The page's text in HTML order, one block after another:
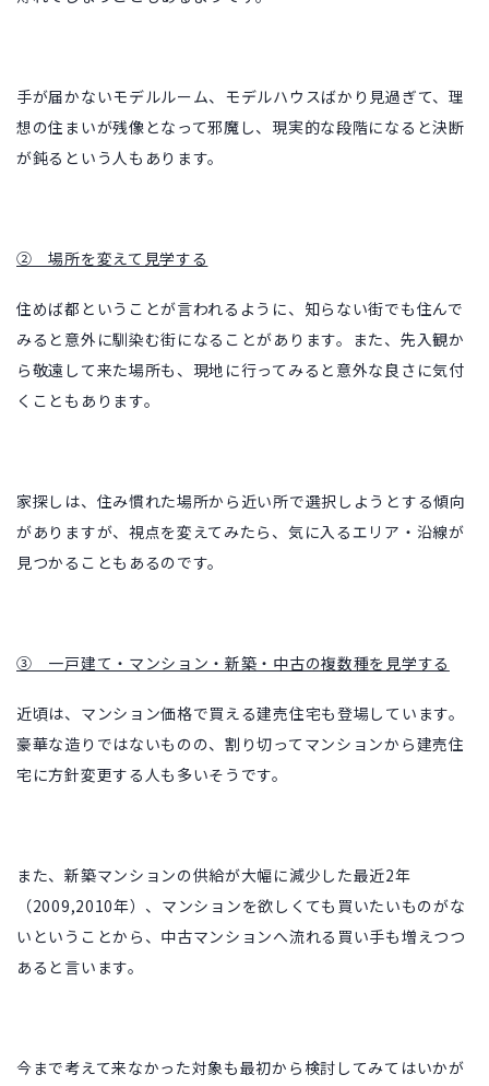
手が届かないモデルルーム、モデルハウスばかり見過ぎて、理
想の住まいが残像となって邪魔し、現実的な段階になると決断
が鈍るという人もあります。
② 場所を変えて見学する
住めば都ということが言われるように、知らない街でも住んで
みると意外に馴染む街になることがあります。また、先入観か
ら敬遠して来た場所も、現地に行ってみると意外な良さに気付
くこともあります。
家探しは、住み慣れた場所から近い所で選択しようとする傾向
がありますが、視点を変えてみたら、気に入るエリア・沿線が
見つかることもあるのです。
③ 一戸建て・マンション・新築・中古の複数種を見学する
近頃は、マンション価格で買える建売住宅も登場しています。
豪華な造りではないものの、割り切ってマンションから建売住
宅に方針変更する人も多いそうです。
また、新築マンションの供給が大幅に減少した最近2年
（2009,2010年）、マンションを欲しくても買いたいものがな
いということから、中古マンションへ流れる買い手も増えつつ
あると言います。
今まで考えて来なかった対象も最初から検討してみてはいかが